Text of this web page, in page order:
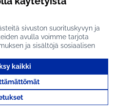
sivuston suorituskyvyn ja
avulla voimme tarjota
ja sisältöjä sosiaalisen
kaikki
vapaan ohjelmiston